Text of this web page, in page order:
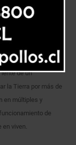
medioambiente, se
que han
hace 4 mil 600
de un
la Tierra por más de
en múltiples y
de
viven.